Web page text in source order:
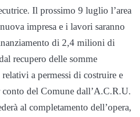
Il prossimo 9 luglio l’area
impresa e i lavori saranno
di 2,4 milioni di
recupero delle somme
a permessi di costruire e
conto del Comune dall’A.C.R.U.
al completamento dell’opera,